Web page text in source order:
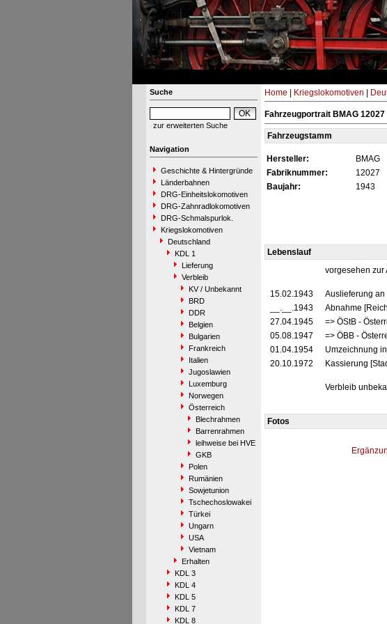
Suche
zur erweiterten Suche
Navigation
Geschichte & Hintergründe
Länderbahnen
DRG-Einheitslokomotiven
DRG-Zahnradlokomotiven
DRG-Schmalspurlok.
Kriegslokomotiven
Deutschland
KDL 1
Lieferung
Verbleib
KV / Unbekannt
BRD
DDR
Belgien
Bulgarien
Frankreich
Italien
Jugoslawien
Luxemburg
Norwegen
Österreich
Blechrahmen
Barrenrahmen
leihweise bei HVE
GKB
Polen
Rumänien
Sowjetunion
Tschechoslowakei
Türkei
Ungarn
USA
Vietnam
Erhalten
KDL 3
KDL 4
KDL 5
KDL 7
KDL 8
Home Kriegslokomotiven
Fahrzeugportrait BMAG 12027
Fahrzeugstamm
Hersteller: BMAG
Fabriknummer:
12027
Baujahr:
1943
Lebenslauf
vorgesehen zur
15.02.1943
Auslieferung
__.__.1943
Abnahme
27.04.1945
=> ÖStB -
05.08.1947
=> ÖBB -
01.04.1954
Umzeichnung
20.10.1972
Kassierung
Verbleib
Fotos